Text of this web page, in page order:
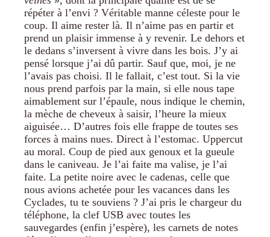
répéter à l’envi ? Véritable manne céleste pour le
coup. Il aime rester là. Il n’aime pas en partir et
prend un plaisir immense à y revenir. Le dehors et
le dedans s’inversent à vivre dans les bois. J’y ai
pensé lorsque j’ai dû partir. Sauf que, moi, je ne
l’avais pas choisi. Il le fallait, c’est tout. Si la vie
nous prend parfois par la main, si elle nous tape
aimablement sur l’épaule, nous indique le chemin,
la mèche de cheveux à saisir, l’heure la mieux
aiguisée… D’autres fois elle frappe de toutes ses
forces à mains nues. Direct à l’estomac. Uppercut
au moral. Coup de pied aux genoux et la gueule
dans le caniveau. Je l’ai faite ma valise, je l’ai
faite. La petite noire avec le cadenas, celle que
nous avions achetée pour les vacances dans les
Cyclades, tu te souviens ? J’ai pris le chargeur du
téléphone, la clef USB avec toutes les
sauvegardes (enfin j’espère), les carnets de notes